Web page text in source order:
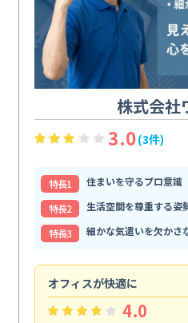
株式会社
3.0(3件)
特⻑1
住まいを守るプロ意識
特⻑2
生活空間を尊重する姿
特⻑3
細かな気遣いを欠かさ
オフィスが快適に
4.0